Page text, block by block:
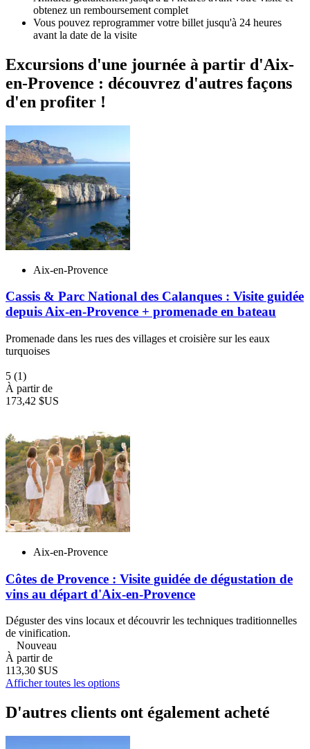
obtenez un remboursement complet
Vous pouvez reprogrammer votre billet jusqu'à 24 heures
avant la date de la visite
Excursions d'une journée à partir d'Aix-
en-Provence : découvrez d'autres façons
d'en profiter !
Aix-en-Provence
Cassis & Parc National des Calanques : Visite guidée
depuis Aix-en-Provence + promenade en bateau
Promenade dans les rues des villages et croisière sur les eaux
turquoises
5 (1)
À partir de
173,42 $US
Aix-en-Provence
Côtes de Provence : Visite guidée de dégustation de
vins au départ d'Aix-en-Provence
Déguster des vins locaux et découvrir les techniques traditionnelles
de vinification.
Nouveau
À partir de
113,30 $US
Afficher toutes les options
D'autres clients ont également acheté